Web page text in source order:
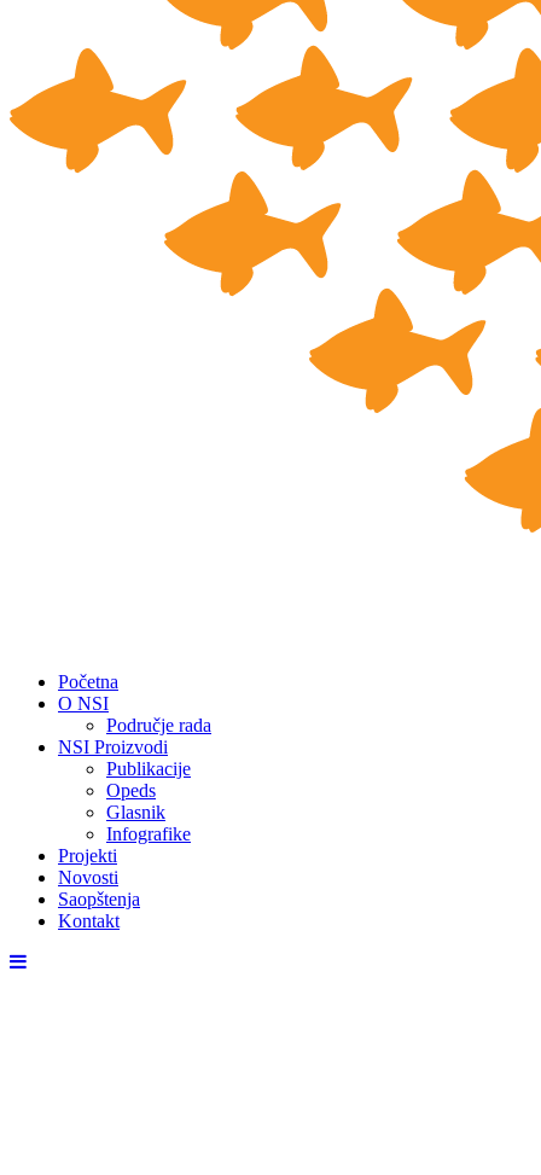
Početna
O NSI
Područje rada
NSI Proizvodi
Publikacije
Opeds
Glasnik
Infografike
Projekti
Novosti
Saopštenja
Kontakt